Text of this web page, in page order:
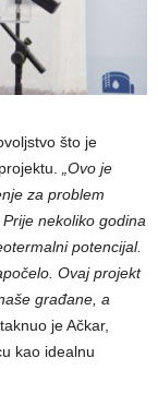
što je
„Ovo je
za problem
nekoliko godina
potencijal.
Ovaj projekt
građane, a
je Ačkar,
kao idealnu